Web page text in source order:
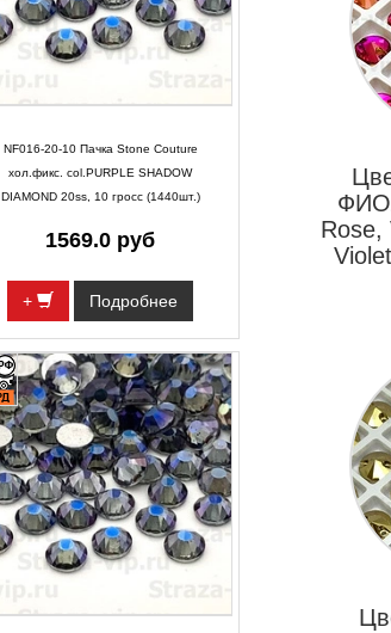
Rose,
NF016-20-10 Пачка Stone Couture
хол.фикс. col.PURPLE SHADOW
DIAMOND 20ss, 10 гросс (1440шт.)
1569.0 руб
+ Подробнее